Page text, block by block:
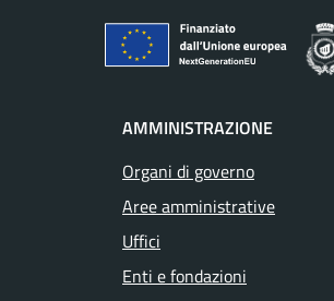
AMMINISTRAZIONE
Organi di governo
Aree amministrative
Uffici
Enti e fondazioni